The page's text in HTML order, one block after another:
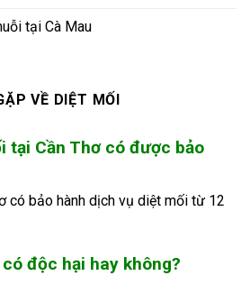
tại Cà Mau
VỀ DIỆT MỐI
tại Cần Thơ có được bảo
có bảo hành dịch vụ diệt mối từ 12
độc hại hay không?